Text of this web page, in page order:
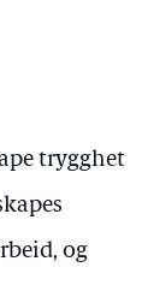
trygghet
og